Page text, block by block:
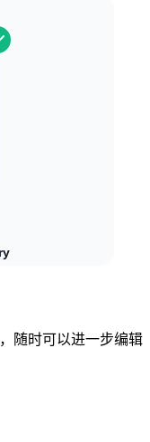
随时可以进一步编辑